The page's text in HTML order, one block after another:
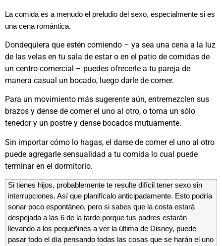
La comida es a menudo el preludio del sexo, especialmente si es
una cena romántica.
Dondequiera que estén comiendo – ya sea una cena a la luz
de las velas en tu sala de estar o en el patio de comidas de
un centro comercial – puedes ofrecerle a tu pareja de
manera casual un bocado, luego darle de comer.
Para un movimiento más sugerente aún, entremezclen sus
brazos y dense de comer el uno al otro, o toma un sólo
tenedor y un postre y dense bocados mutuamente.
Sin importar cómo lo hagas, el darse de comer el uno al otro
puede agregarle sensualidad a tu comida lo cual puede
terminar en el dormitorio.
Si tienes hijos, probablemente te resulte difícil tener sexo sin
interrupciones. Así que planifícalo anticipadamente. Esto podría
sonar poco espontáneo, pero si sabes que la costa estará
despejada a las 6 de la tarde porque tus padres estarán
llevando a los pequeñines a ver la última de Disney, puede
pasar todo el día pensando todas las cosas que se harán el uno